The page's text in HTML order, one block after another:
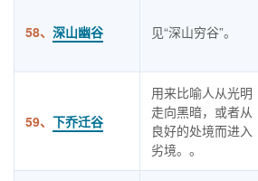
58、 深山幽谷 见“深山穷谷”。
59、 下乔迁谷
用来比喻人从光明
走向黑暗，或者从
良好的处境而进入
劣境。。